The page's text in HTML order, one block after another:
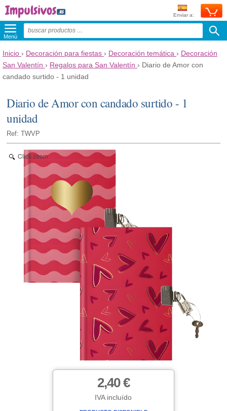
Enviar a:
Menú
Inicio › Decoración para fiestas › Decoración temática › Decoración
San Valentín › Regalos para San Valentín › Diario de Amor con
candado surtido - 1 unidad
Diario de Amor con candado surtido - 1
unidad
Ref: TWVP
Click zoom
2,40 €
IVA incluído